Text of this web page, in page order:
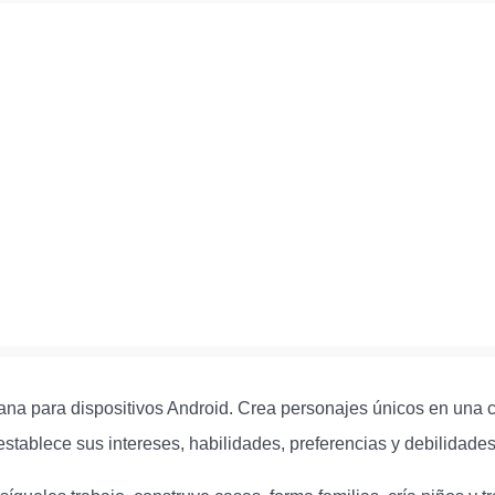
para dispositivos Android. Crea personajes únicos en una
sus intereses, habilidades, preferencias y